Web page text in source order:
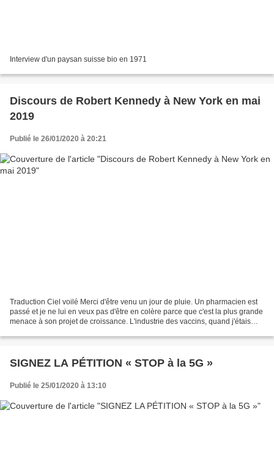
Interview d'un paysan suisse bio en 1971
Discours de Robert Kennedy à New York en mai
2019
Publié le 26/01/2020 à 20:21
Traduction Ciel voilé Merci d'être venu un jour de pluie. Un pharmacien est
passé et je ne lui en veux pas d'être en colère parce que c'est la plus grande
menace à son projet de croissance. L'industrie des vaccins, quand j'étais
SIGNEZ LA PÉTITION « STOP à la 5G »
Publié le 25/01/2020 à 13:10